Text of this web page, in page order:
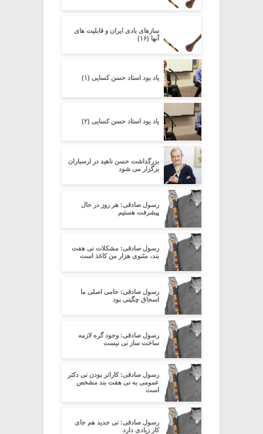
سازهای بادی ایران و قابلیت های
آنها (۱۶)
یاد بود استاد حسن کسایی (۱)
یاد بود استاد حسن کسایی (۲)
بزرگداشت حسن ناهید در ارسباران
برگزار می شود
رسول صادقی: هر روز در حال
پیشرفت هستیم
رسول صادقی: مشکلات نی هفت
بند، مثنوی هزار من کاغذ است
رسول صادقی: حامی اصلی ما
اسحاق چگینی بود
رسول صادقی: وجود گره لازمه
ساخت ساز نی نیست
رسول صادقی: کاراتر بودن نی دکتر
عمومی به نی هفت بند مشخص
است
رسول صادقی: نی جدید هم جای
کار زیادی دارد